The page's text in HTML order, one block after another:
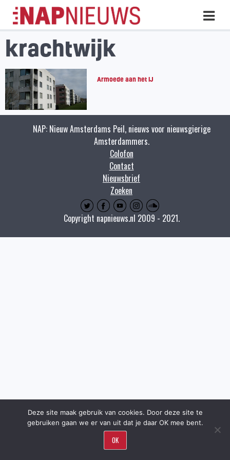
Skip
naar
inhoud
krachtwijk
Armoede aan het IJ
NAP: Nieuw Amsterdams Peil, nieuws voor nieuwsgierige
Amsterdammers.
Colofon
Contact
Nieuwsbrief
Zoeken
Copyright napnieuws.nl 2009 - 2021.
Deze site maak gebruik van cookies. Door deze site te
gebruiken gaan we er van uit dat je daar OK mee bent.
OK